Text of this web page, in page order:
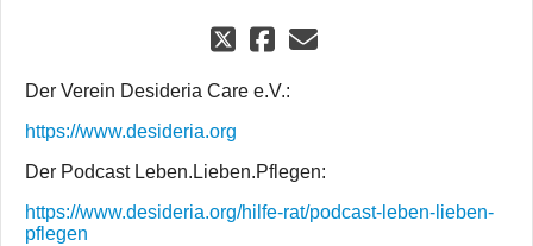
Der Verein Desideria Care e.V.:
https://www.desideria.org
Der Podcast Leben.Lieben.Pflegen:
https://www.desideria.org/hilfe-rat/podcast-leben-lieben-
pflegen